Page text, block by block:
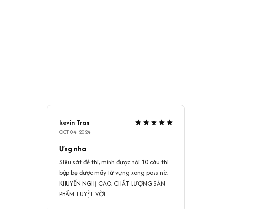
kevin Tran
OCT 04, 2024
Ưng nha
Siêu sát đề thi, mình được hỏi 10 câu thì
bập bẹ được mấy từ vựng xong pass nè,
KHUYẾN NGHỊ CAO, CHẤT LƯỢNG SẢN
PHẨM TUYỆT VỜI